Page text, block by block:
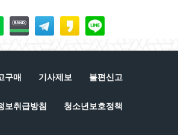
구매 기사제보 불편신고
보취급방침 청소년보호정책